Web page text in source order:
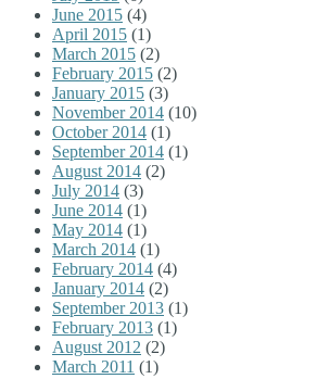
June 2015 (4)
April 2015 (1)
March 2015 (2)
February 2015 (2)
January 2015 (3)
November 2014 (10)
October 2014 (1)
September 2014 (1)
August 2014 (2)
July 2014 (3)
June 2014 (1)
May 2014 (1)
March 2014 (1)
February 2014 (4)
January 2014 (2)
September 2013 (1)
February 2013 (1)
August 2012 (2)
March 2011 (1)